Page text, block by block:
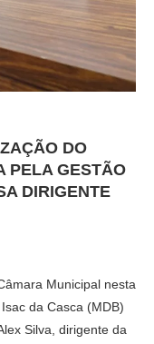
DO
PELA GESTÃO
DIRIGENTE
Municipal nesta
da Casca (MDB)
Silva, dirigente da